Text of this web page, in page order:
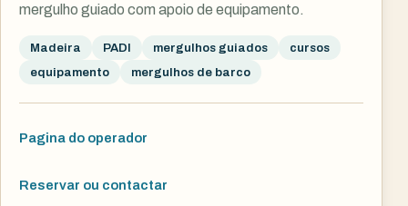
mergulho guiado com apoio de equipamento.
Madeira PADI mergulhos guiados
cursos
equipamento
mergulhos de barco
Pagina do operador
Reservar ou contactar